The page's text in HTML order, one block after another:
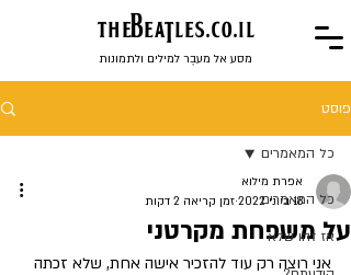
theBeaTles.co.il
מסע אל מעבֶר למילים ולתמונות
פוסט
כל המאמרים
אז זהו שלא
כל המאמרים
על משפחת מקרטני
אפרת מילוא
18 ביוני 2022
זמן קריאה 2 דקות
אני רוצה רק עוד להזכיר אישה אחת, שלא זכתה